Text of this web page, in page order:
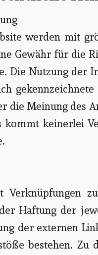
werden mit
Gewähr für die
Die Nutzung der
die Meinung des
kommt keinerlei
Verknüpfungen
Haftung der
der externen
bestehen.